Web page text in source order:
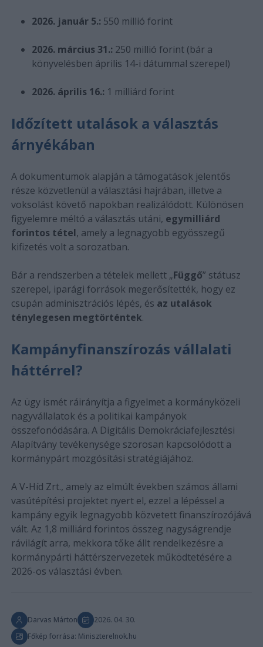
2026. január 5.: 550 millió forint
2026. március 31.: 250 millió forint (bár a
könyvelésben április 14-i dátummal szerepel)
2026. április 16.: 1 milliárd forint
Időzített utalások a választás
árnyékában
A dokumentumok alapján a támogatások jelentős
része közvetlenül a választási hajrában, illetve a
voksolást követő napokban realizálódott. Különösen
figyelemre méltó a választás utáni, egymilliárd
forintos tétel, amely a legnagyobb egyösszegű
kifizetés volt a sorozatban.
Bár a rendszerben a tételek mellett „Függő” státusz
szerepel, iparági források megerősítették, hogy ez
csupán adminisztrációs lépés, és az utalások
ténylegesen megtörténtek.
Kampányfinanszírozás vállalati
háttérrel?
Az ügy ismét ráirányítja a figyelmet a kormányközeli
nagyvállalatok és a politikai kampányok
összefonódására. A Digitális Demokráciafejlesztési
Alapítvány tevékenysége szorosan kapcsolódott a
kormánypárt mozgósítási stratégiájához.
A V-Híd Zrt., amely az elmúlt években számos állami
vasútépítési projektet nyert el, ezzel a lépéssel a
kampány egyik legnagyobb közvetett finanszírozójává
vált. Az 1,8 milliárd forintos összeg nagyságrendje
rávilágít arra, mekkora tőke állt rendelkezésre a
kormánypárti háttérszervezetek működtetésére a
2026-os választási évben.
Darvas Márton
2026. 04. 30.
Főkép forrása: Miniszterelnok.hu